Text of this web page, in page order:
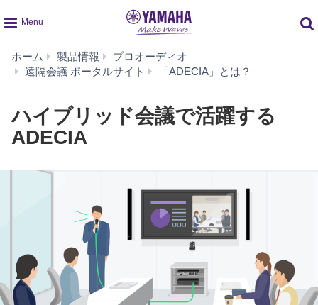
global
navigation
ホーム 製品情報
プロオーディオ
遠隔会議 ポータルサイト
「ADECIA」とは？
リ
る
ADECIA
ハイブリッド会議で活躍する
ADECIA